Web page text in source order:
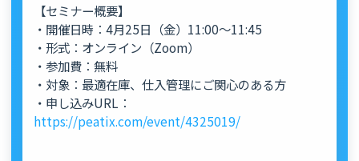
【セミナー概要】
・開催日時：4月25日（金）11:00～11:45
・形式：オンライン（Zoom）
・参加費：無料
・対象：最適在庫、仕入管理にご関心のある方
・申し込みURL：
https://peatix.com/event/4325019/